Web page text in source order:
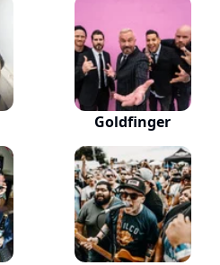
Goldfinger